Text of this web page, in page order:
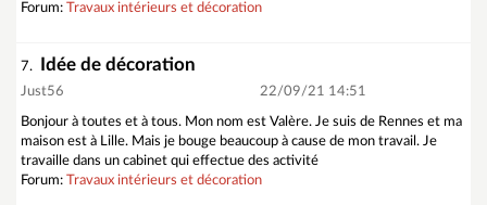
Forum: Travaux intérieurs et décoration
7. Idée de décoration
Just56 22/09/21 14:51
Bonjour à toutes et à tous. Mon nom est Valère. Je suis de Rennes et ma
maison est à Lille. Mais je bouge beaucoup à cause de mon travail. Je
travaille dans un cabinet qui effectue des activité
Forum: Travaux intérieurs et décoration